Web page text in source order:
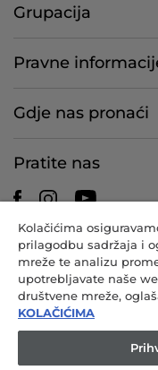
Grupacija
Pravne
Gdje nas pronaći
Pratite nas
CANDY HOOVER
SJEDIŠTE: Via Comolli, 57
ADMINISTRACIJSKA
20861 Brugherio (MB) i
kapital: 35.000.000,00
Registar trgovačkih
Kolačićima
prilagodbu sadržaja i
mreže te analizu
upotrebljavate naše
društvene mreže,
KOLAČIĆIMA